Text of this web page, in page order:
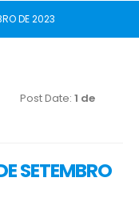
DE 2023
Post Date: 1 de
SETEMBRO